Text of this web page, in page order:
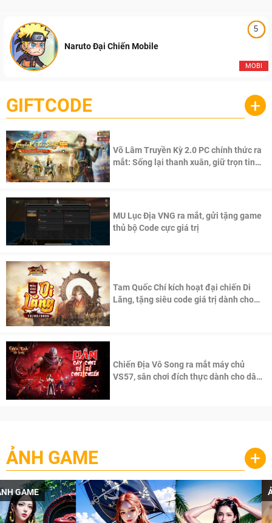
5
MOBI
Naruto Đại Chiến Mobile
GIFTCODE +
Võ Lâm Truyền Kỳ 2.0 PC chính thức ra
mắt: Sống lại thanh xuân, giữ trọn tinh
MU Lục Địa VNG ra mắt, gửi tặng game
thủ bộ Code cực giá trị
Tam Quốc Chí kích hoạt đại chiến Di
Lăng, tặng siêu code giá trị dành cho
Chiến Địa Vô Song ra mắt máy chủ
VS57, sân chơi đích thực dành cho dân
ẢNH GAME +
ẢNH GAME